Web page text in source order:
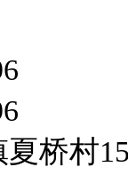
桥村